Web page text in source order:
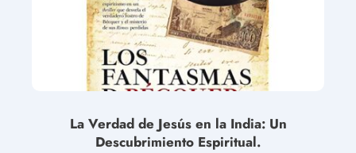
La Verdad de Jesús en la India: Un
Descubrimiento Espiritual.